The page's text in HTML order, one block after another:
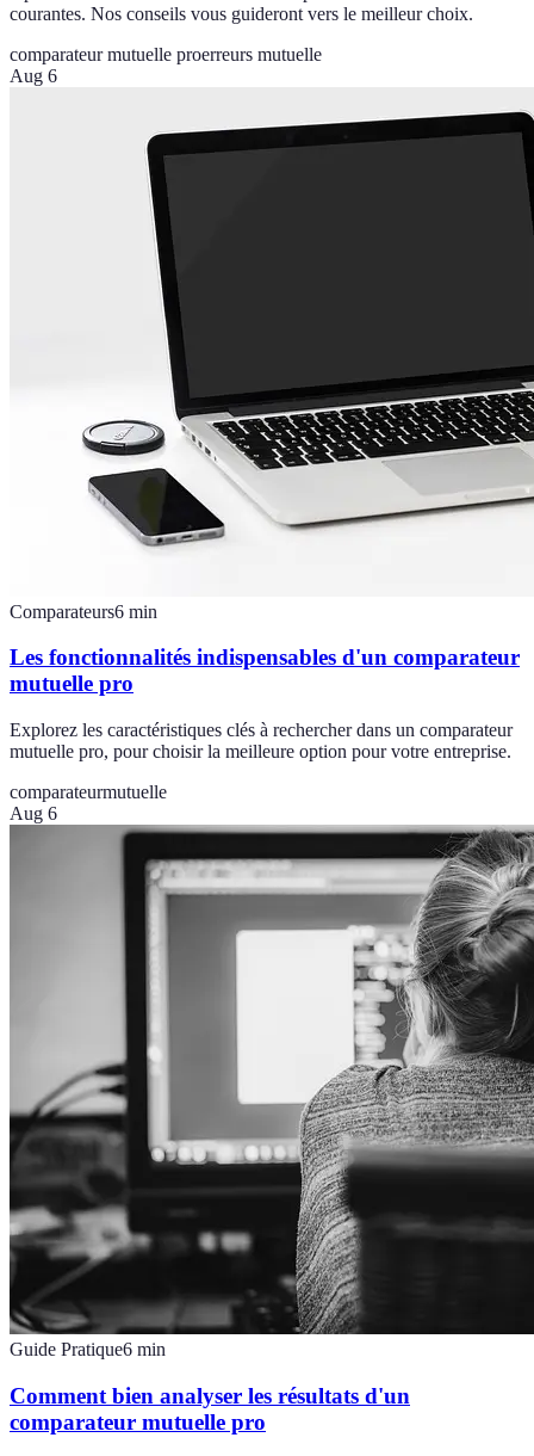
courantes. Nos conseils vous guideront vers le meilleur choix.
comparateur mutuelle proerreurs mutuelle
Aug 6
Comparateurs6 min
Les fonctionnalités indispensables d'un comparateur
mutuelle pro
Explorez les caractéristiques clés à rechercher dans un comparateur
mutuelle pro, pour choisir la meilleure option pour votre entreprise.
comparateurmutuelle
Aug 6
Guide Pratique6 min
Comment bien analyser les résultats d'un
comparateur mutuelle pro